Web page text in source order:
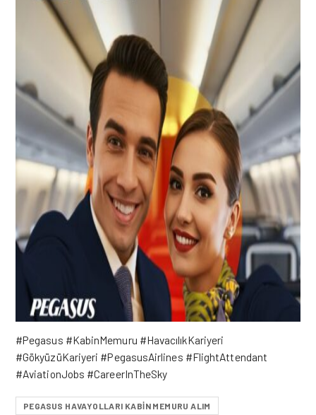
#Pegasus #KabinMemuru #HavacılıkKariyeri
#GökyüzüKariyeri #PegasusAirlines #FlightAttendant
#AviationJobs #CareerInTheSky
PEGASUS HAVAYOLLARI KABİN MEMURU ALIM